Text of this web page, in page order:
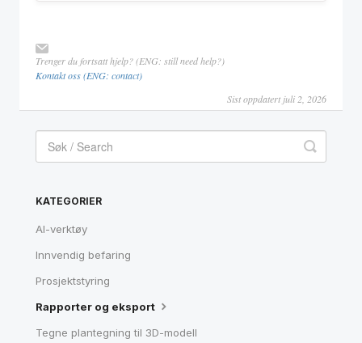
Trenger du fortsatt hjelp? (ENG: still need help?)
Kontakt oss (ENG: contact)
Sist oppdatert juli 2, 2026
KATEGORIER
AI-verktøy
Innvendig befaring
Prosjektstyring
Rapporter og eksport
Tegne plantegning til 3D-modell